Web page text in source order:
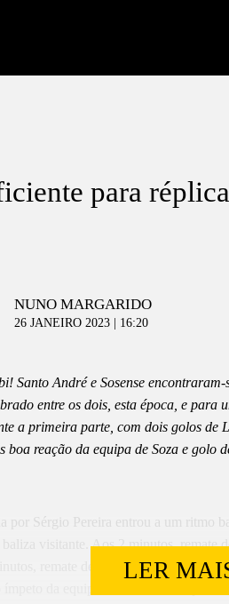
para
NUNO MARGARIDO
26 JANEIRO 2023 | 16:20
Santo André e Sosense
entre os dois, esta época, e para
a primeira parte, com dois golos de
boa reação da equipa de Soza e golo
por Sérgio Pereira entrou a um ritmo
baliza visitante. Aos 2 minutos, remate
remate de Fábio para
LER